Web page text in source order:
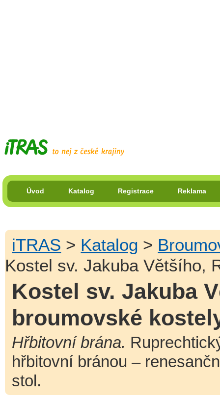
Úvod Katalog Registrace Reklama
iTRAS > Katalog >
Kostel sv. Jakuba Většího,
Kostel sv. Jakuba
broumovské
Hřbitovní brána.
hřbitovní bránou –
stol.